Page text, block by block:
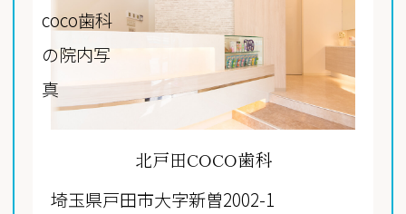
北戸田COCO歯科
埼玉県戸田市大字新曽2002-1